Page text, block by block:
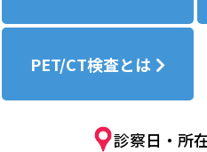
PET/CT検査とは
診察日・所